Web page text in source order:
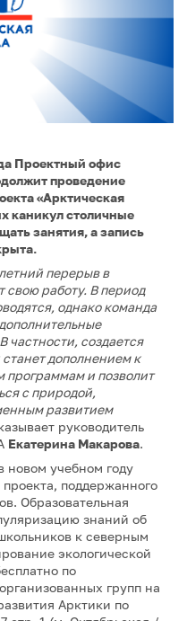
Проектный офис
проведение
«Арктическая
каникул столичные
занятия, а запись
перерыв в
свою работу. В период
однако команда
частности, создается
дополнением к
программам и позволит
с природой,
развитием
руководитель
Екатерина Макарова.
новом учебном году
поддержанного
Образовательная
знаний об
к северным
экологической
по
групп на
Арктики по